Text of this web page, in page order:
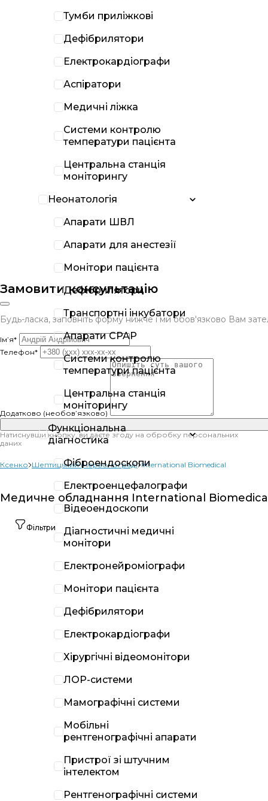
Замовити консультацію
Будь-ласка, заповніть форму нижче і ми обов'язково Вам
Ім’я*
Телефон*
Додатково (необов’язково)
Натиснувши кнопку, ви даєте згоду на обробку персональних
даних
Ксенко Шептицький (Червоноград) International Biomedical
Медичне обладнання International
Фільтри
Тумби приліжкові
Дефібрилятори
Електрокардіографи
Аспіратори
Медичні ліжка
Системи контролю
температури пацієнта
Центральна станція
моніторингу
Неонатологія
Апарати ШВЛ
Апарати для анестезії
Монітори пацієнта
Дефібрилятори
Транспортні інкубатори
Апарати CPAP
Системи контролю
температури пацієнта
Центральна станція
моніторингу
Функціональна
діагностика
Фіброендоскопи
Електроенцефалографи
Відеоендоскопи
Діагностичні медичні
монітори
Електронейроміографи
Монітори пацієнта
Дефібрилятори
Електрокардіографи
Хірургічні відеомонітори
ЛОР-системи
Мамографічні системи
Мобільні
рентгенографічні апарати
Пристрої зі штучним
інтелектом
Рентгенографічні системи